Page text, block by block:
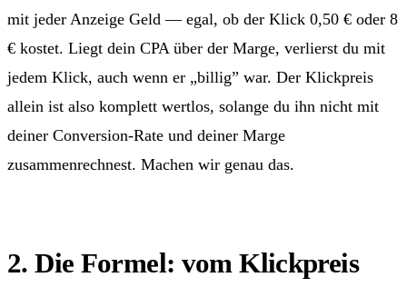
mit jeder Anzeige Geld — egal, ob der Klick 0,50 € oder 8
€ kostet. Liegt dein CPA über der Marge, verlierst du mit
jedem Klick, auch wenn er „billig” war. Der Klickpreis
allein ist also komplett wertlos, solange du ihn nicht mit
deiner Conversion-Rate und deiner Marge
zusammenrechnest. Machen wir genau das.
2. Die Formel: vom Klickpreis